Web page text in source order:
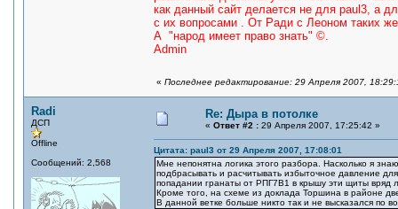
как данный сайт делается не для paul3, а
с их вопросами . От Ради с Леоном таких
А "народ имеет право знать" ©.
Admin
« Последнее редактирование: 29 Апреля 2007,
Radi
ДСП
Offline
Сообщений: 2,568
Re: Дыра в потолке
« Ответ #2 : 29 Апреля 2007, 17:25:42 »
Цитата: paul3 от 29 Апреля 2007, 17:08:01
Мне непонятна логика этого разбора. Насколько я
подбрасывать и расчитывать избыточное давление
попадании гранаты от РПГ7В1 в крышу эти щиты вряд
Кроме того, на схеме из доклада Торшина в районе
В данной ветке больше никто так и не высказался по